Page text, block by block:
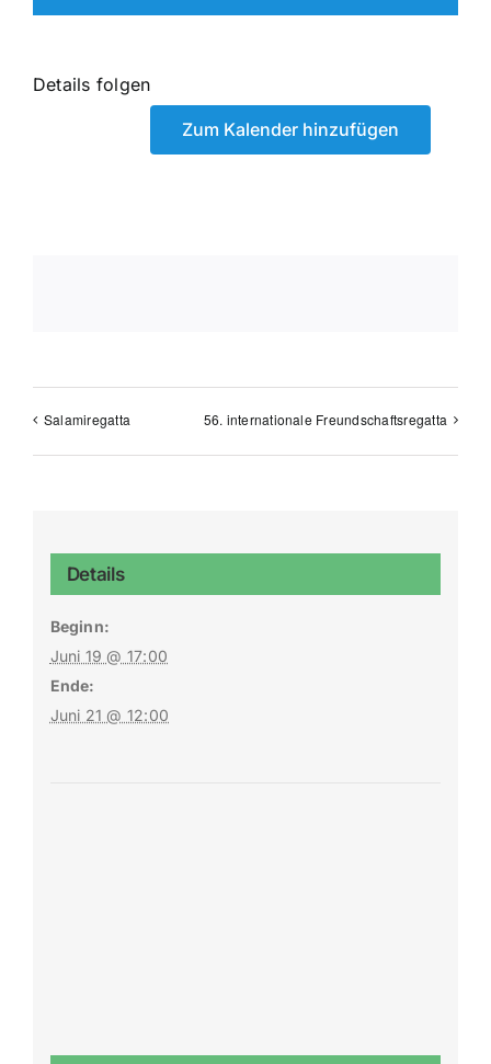
Details folgen
Zum Kalender hinzufügen
Salamiregatta 56. internationale Freundschaftsregatta
Details
Beginn:
Juni 19 @ 17:00
Ende:
Juni 21 @ 12:00